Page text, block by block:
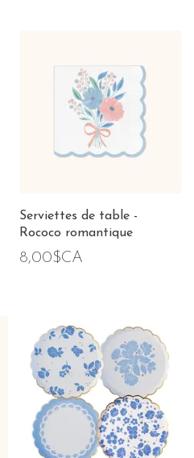
Serviettes de table -
Rococo romantique
8,00$CA